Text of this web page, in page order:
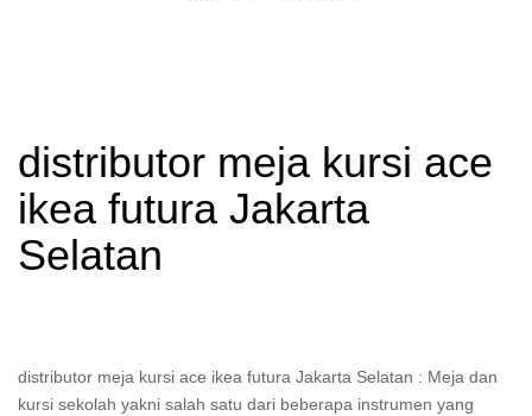
distributor meja kursi ace
ikea futura Jakarta
Selatan
distributor meja kursi ace ikea futura Jakarta Selatan : Meja dan
kursi sekolah yakni salah satu dari beberapa instrumen yang